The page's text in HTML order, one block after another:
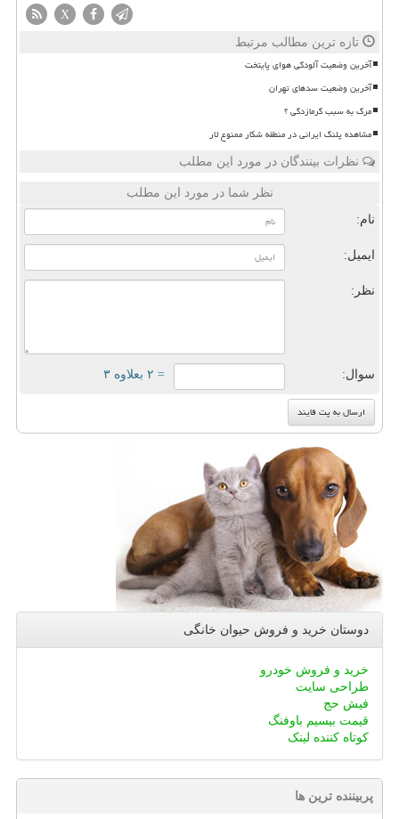
X
تازه ترین مطالب مرتبط
آخرین وضعیت آلودگی هوای پایتخت
آخرین وضعیت سدهای تهران
مرگ به سبب گرمازدگی ؟
مشاهده پلنگ ایرانی در منطقه شکار ممنوع لار
نظرات بینندگان در مورد این مطلب
نظر شما در مورد این مطلب
نام:
ایمیل:
نظر:
سوال: = ۲ بعلاوه ۳
دوستان خرید و فروش حیوان خانگی
خرید و فروش خودرو
طراحی سایت
فیش حج
قیمت بیسیم باوفنگ
کوتاه کننده لینک
پربیننده ترین ها